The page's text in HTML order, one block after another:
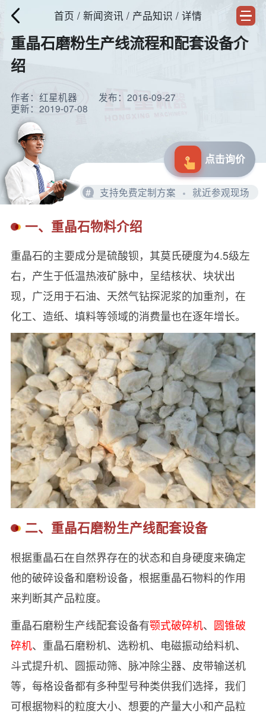
首页 / 新闻资讯 / 产品知识 / 详情
重晶石磨粉生产线流程和配套设备介
绍
作者：红星机器
发布：2016-09-27
更新：2019-07-08
点击询价
# 支持免费定制方案 就近参观现场
一、重晶石物料介绍
重晶石的主要成分是硫酸钡，其莫氏硬度为4.5级左
右，产生于低温热液矿脉中，呈结核状、块状出
现，广泛用于石油、天然气钻探泥浆的加重剂，在
化工、造纸、填料等领域的消费量也在逐年增长。
二、重晶石磨粉生产线配套设备
根据重晶石在自然界存在的状态和自身硬度来确定
他的破碎设备和磨粉设备，根据重晶石物料的作用
来判断其产品粒度。
重晶石磨粉生产线配套设备有颚式破碎机、 圆锥破
碎机、重晶石磨粉机、选粉机、电磁振动给料机、
斗式提升机、圆振动筛、脉冲除尘器、皮带输送机
等，每格设备都有多种型号种类供我们选择，我们
可根据物料的粒度大小、想要的产量大小和产品粒